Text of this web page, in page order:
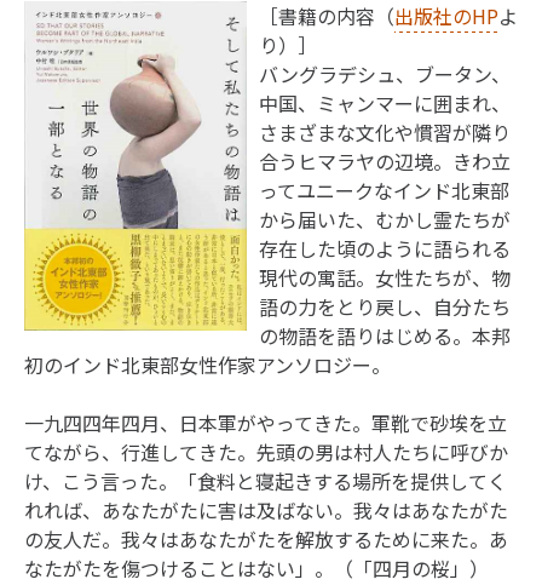
［書籍の内容（出版社のHPよ
り）］
バングラデシュ、ブータン、
中国、ミャンマーに囲まれ、
さまざまな文化や慣習が隣り
合うヒマラヤの辺境。きわ立
ってユニークなインド北東部
から届いた、むかし霊たちが
存在した頃のように語られる
現代の寓話。女性たちが、物
語の力をとり戻し、自分たち
の物語を語りはじめる。本邦
初のインド北東部女性作家アンソロジー。
一九四四年四月、日本軍がやってきた。軍靴で砂埃を立
てながら、行進してきた。先頭の男は村人たちに呼びか
け、こう言った。「食料と寝起きする場所を提供してく
れれば、あなたがたに害は及ばない。我々はあなたがた
の友人だ。我々はあなたがたを解放するために来た。あ
なたがたを傷つけることはない」。（「四月の桜」）